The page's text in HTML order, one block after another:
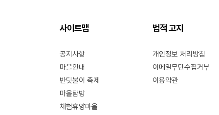
사이트맵
공지사항
마을안내
반딧불이 축제
마을탐방
체험휴양마을
법적 고지
개인정보 처리방침
이메일무단수집거부
이용약관